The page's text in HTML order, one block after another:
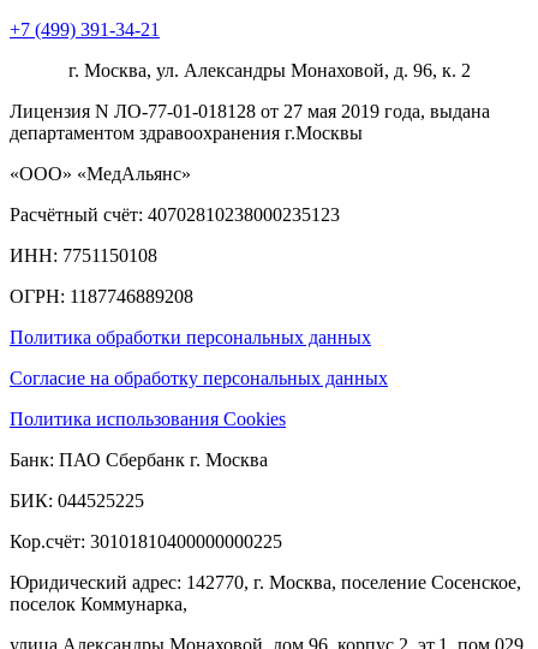
+7 (499) 391-34-21
г. Москва, ул. Александры Монаховой, д. 96, к. 2
Лицензия N ЛО-77-01-018128 от 27 мая 2019 года, выдана
департаментом здравоохранения г.Москвы
«ООО» «МедАльянс»
Расчётный счёт: 40702810238000235123
ИНН: 7751150108
ОГРН: 1187746889208​
Политика обработки персональных данных
Согласие на обработку персональных данных
Политика использования Cookies
Банк: ПАО Сбербанк г. Москва
БИК: 044525225
Кор.счёт: 30101810400000000225
Юридический адрес: 142770, г. Москва, поселение Сосенское,
поселок Коммунарка,
улица Александры Монаховой, дом 96, корпус 2, эт.1, пом.029